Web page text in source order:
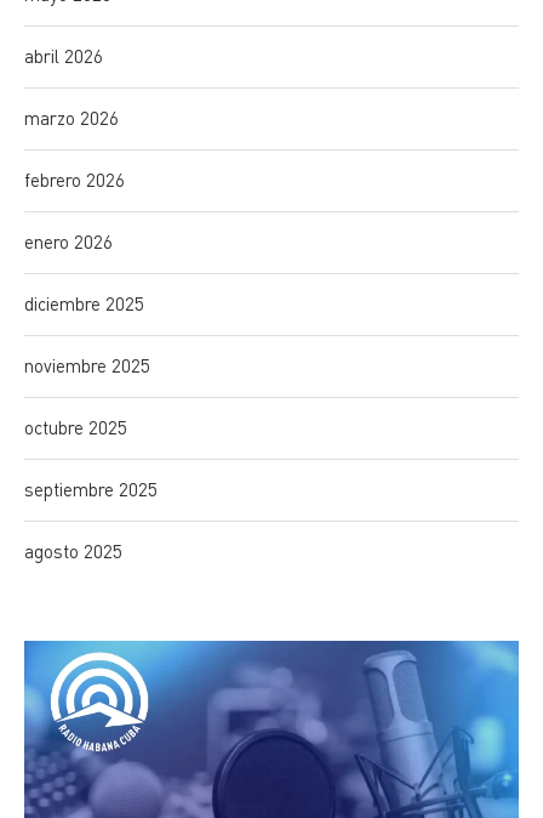
abril 2026
marzo 2026
febrero 2026
enero 2026
diciembre 2025
noviembre 2025
octubre 2025
septiembre 2025
agosto 2025